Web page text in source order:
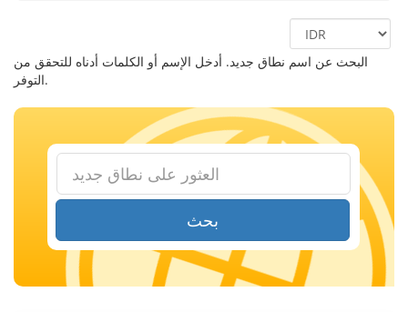
البحث عن اسم نطاق جديد. أدخل الإسم أو الكلمات أدناه للتحقق من
التوفر.
بحث